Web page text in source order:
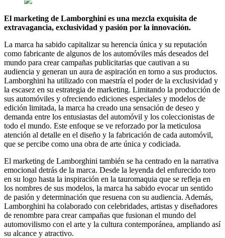
El marketing de Lamborghini es una mezcla exquisita de
extravagancia, exclusividad y pasión por la innovación.
La marca ha sabido capitalizar su herencia única y su reputación
como fabricante de algunos de los automóviles más deseados del
mundo para crear campañas publicitarias que cautivan a su
audiencia y generan un aura de aspiración en torno a sus productos.
Lamborghini ha utilizado con maestría el poder de la exclusividad y
la escasez en su estrategia de marketing. Limitando la producción de
sus automóviles y ofreciendo ediciones especiales y modelos de
edición limitada, la marca ha creado una sensación de deseo y
demanda entre los entusiastas del automóvil y los coleccionistas de
todo el mundo. Este enfoque se ve reforzado por la meticulosa
atención al detalle en el diseño y la fabricación de cada automóvil,
que se percibe como una obra de arte única y codiciada.
El marketing de Lamborghini también se ha centrado en la narrativa
emocional detrás de la marca. Desde la leyenda del enfurecido toro
en su logo hasta la inspiración en la tauromaquia que se refleja en
los nombres de sus modelos, la marca ha sabido evocar un sentido
de pasión y determinación que resuena con su audiencia. Además,
Lamborghini ha colaborado con celebridades, artistas y diseñadores
de renombre para crear campañas que fusionan el mundo del
automovilismo con el arte y la cultura contemporánea, ampliando así
su alcance y atractivo.